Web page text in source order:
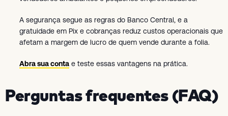
A segurança segue as regras do Banco Central, e a
gratuidade em Pix e cobranças reduz custos operacionais que
afetam a margem de lucro de quem vende durante a folia.
Abra sua conta e teste essas vantagens na prática.
Perguntas frequentes (FAQ)